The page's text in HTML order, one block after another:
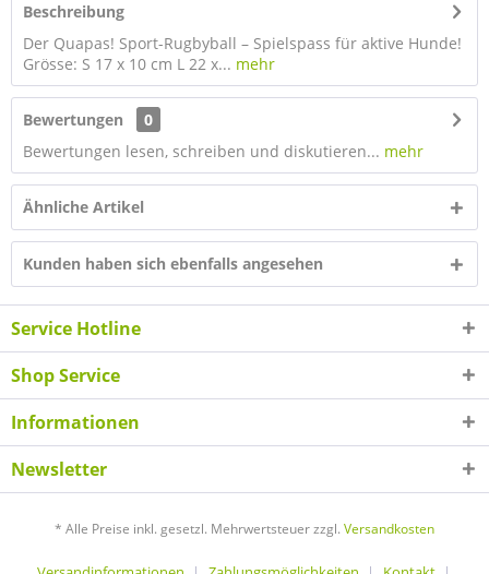
Beschreibung
Der Quapas! Sport-Rugbyball – Spielspass für aktive Hunde!
Grösse: S 17 x 10 cm L 22 x... mehr
Bewertungen
0
Bewertungen lesen, schreiben und diskutieren... mehr
Ähnliche Artikel
Kunden haben sich ebenfalls angesehen
Service Hotline
Shop Service
Informationen
Newsletter
* Alle Preise inkl. gesetzl. Mehrwertsteuer zzgl. Versandkosten